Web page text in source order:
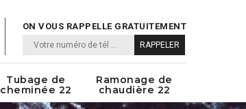
ON VOUS RAPPELLE GRATUITEMENT
Tubage de
cheminée 22
Ramonage de
chaudière 22